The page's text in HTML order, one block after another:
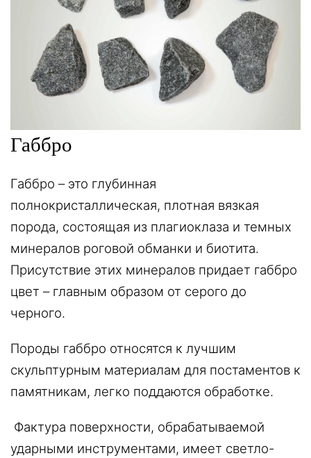
Габбро
Габбро – это глубинная
полнокристаллическая, плотная вязкая
порода, состоящая из плагиоклаза и темных
минералов роговой обманки и биотита.
Присутствие этих минералов придает габбро
цвет – главным образом от серого до
черного.
Породы габбро относятся к лучшим
скульптурным материалам для постаментов к
памятникам, легко поддаются обработке.
Фактура поверхности, обрабатываемой
ударными инструментами, имеет светло-